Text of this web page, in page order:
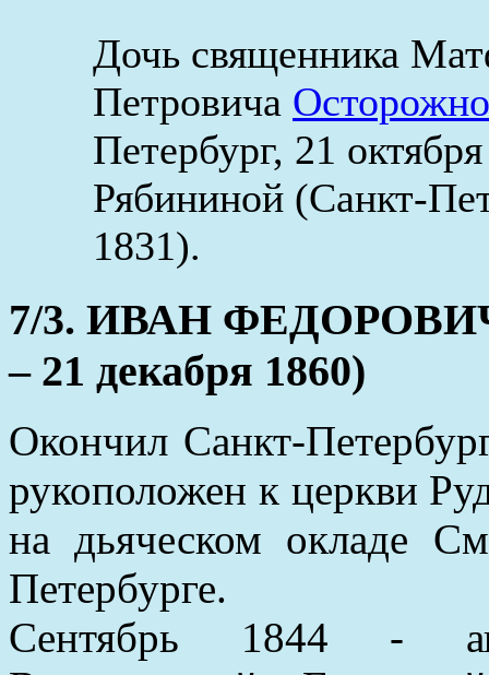
Дочь священника
Петровича
Петербург, 21
Рябининой (Санкт-
1831).
7/3. ИВАН
– 21 декабря 1860)
Окончил Санкт-
рукоположен к церкви
на дьяческом окладе
Петербурге.
Сентябрь 1844 -